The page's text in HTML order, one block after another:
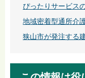
ぴったりサービス
地域密着型通所介
狭山市が発注する